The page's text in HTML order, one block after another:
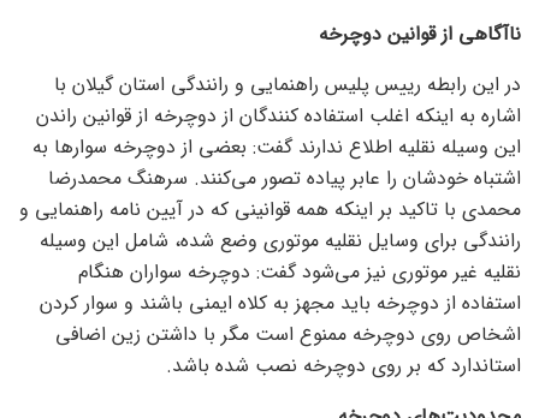
ناآگاهی از قوانین دوچرخه
در این رابطه رییس پلیس راهنمایی و رانندگی استان گیلان با
اشاره به اینکه اغلب استفاده کنندگان از دوچرخه از قوانین راندن
این وسیله نقلیه اطلاع ندارند گفت: بعضی از دوچرخه سوار‌ها به
اشتباه خودشان را عابر پیاده تصور می‌کنند. سرهنگ محمدرضا
محمدی با تاکید بر اینکه همه قوانینی که در آیین نامه راهنمایی و
رانندگی برای وسایل نقلیه موتوری وضع شده، شامل این وسیله
نقلیه غیر موتوری نیز می‌شود گفت: دوچرخه سواران هنگام
استفاده از دوچرخه باید مجهز به کلاه ایمنی باشند و سوار کردن
اشخاص روی دوچرخه ممنوع است مگر با داشتن زین اضافی
استاندارد که بر روی دوچرخه نصب شده باشد.